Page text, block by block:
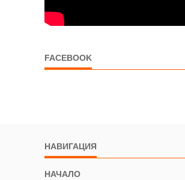
FACEBOOK
НАВИГАЦИЯ
НАЧАЛО